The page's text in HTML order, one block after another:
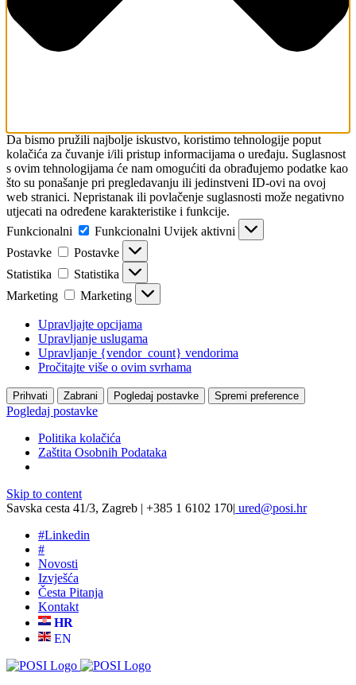
Da bismo pružili najbolje iskustvo, koristimo tehnologije poput
kolačića za čuvanje i/ili pristup informacijama o uređaju. Suglasnost
s ovim tehnologijama će nam omogućiti da obrađujemo podatke kao
što su ponašanje pri pregledavanju ili jedinstveni ID-ovi na ovoj
web stranici. Nepristanak ili povlačenje suglasnosti može negativno
utjecati na određene karakteristike i funkcije.
Funkcionalni
Funkcionalni Uvijek aktivni
Postavke
Postavke
Statistika
Statistika
Marketing
Marketing
Upravljajte opcijama
Upravljanje uslugama
Upravljanje {vendor_count} vendorima
Pročitajte više o ovim svrhama
Prihvati Zabrani Pogledaj postavke Spremi preference
Pogledaj postavke
Politika kolačića
Zaštita Osobnih Podataka
Skip to content
Savska cesta 41/3, Zagreb | +385 1 6102 170| ured@posi.hr
#Linkedin
#
Novosti
Izvješća
Česta Pitanja
Kontakt
HR
EN